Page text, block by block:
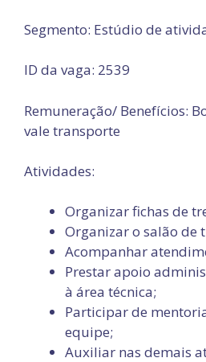
Segmento: Estúdio de
ID da vaga: 2539
Remuneração/ Benefícios:
vale transporte
Atividades:
Organizar fichas de
Organizar o salão de
Acompanhar
Prestar apoio
à área técnica;
Participar de
equipe;
Auxiliar nas demais